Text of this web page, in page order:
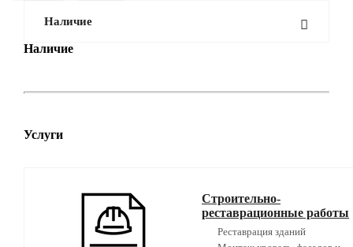
Наличие
Наличие
Услуги
Строительно-
реставрационные работы
Реставрация зданий